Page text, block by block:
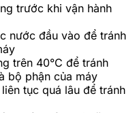
trước khi vận hành
nước đầu vào để tránh
trên 40°C để tránh
bộ phận của máy
tục quá lâu để tránh